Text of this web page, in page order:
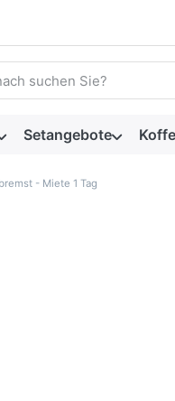
einen Suchbegriff ein.
Setangebote
- Miete 1 Tag